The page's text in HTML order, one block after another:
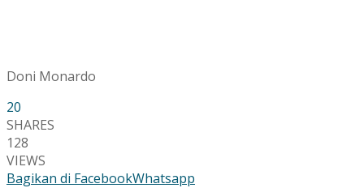
Doni Monardo
20
SHARES
128
VIEWS
Bagikan di FacebookWhatsapp